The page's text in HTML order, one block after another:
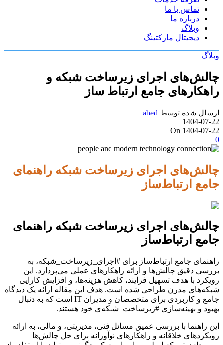
تماس با ما
درباره ما
وبلاگ
دیجیتال مارکتینگ
وبلاگ
چالش‌های اجرای زیرساخت شبکه و
راهکارهای جامع ارتباط ساز
ارسال شده توسط abed
1404-07-22
On 1404-07-22
0
چالش‌های اجرای زیرساخت شبکه راهنمای
جامع ارتباط‌ساز
چالش‌های اجرای زیرساخت شبکه راهنمای
جامع ارتباط‌ساز
راهنمای جامع ارتباط‌ساز برای #اجرای_زیرساخت_شبکه، به
بررسی دقیق چالش‌ها و ارائه راهکارهای عملی می‌پردازد. این
رویکرد با هدف تسهیل فرایند، کاهش هزینه‌ها، و افزایش کارایی
شبکه‌های مدرن طراحی شده است. هدف این مقاله ارائه یک دیدگاه
جامع و کاربردی برای متخصصان و مدیران IT است که به دنبال
بهبود و بهینه‌سازی #زیرساخت_شبکه‌ی خود هستند.
این راهنما با بررسی عمیق مسائل فنی، مدیریتی، و مالی، به ارائه
رویکردهای خلاقانه و راهکارهای نوآورانه برای حل چالش‌ها